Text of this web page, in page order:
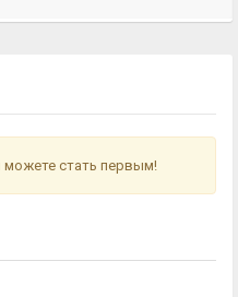
можете стать первым!